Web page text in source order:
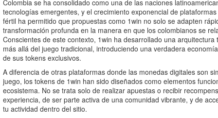
Colombia se ha consolidado como una de las naciones
tecnologías emergentes, y el crecimiento exponencial de
fértil ha permitido que propuestas como 1win no solo se adapten
transformación profunda en la manera en que los colombianos se
Conscientes de este contexto, 1win ha desarrollado una
más allá del juego tradicional, introduciendo una verdadera
de sus tokens exclusivos.
A diferencia de otras plataformas donde las monedas digitales son
juego, los tokens de 1win han sido diseñados como elementos
ecosistema. No se trata solo de realizar apuestas o recibir
experiencia, de ser parte activa de una comunidad vibrante, y de
tu actividad dentro del sitio.